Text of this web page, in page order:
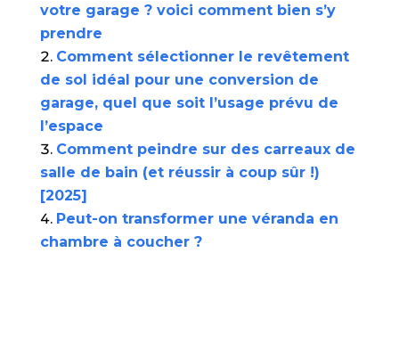
votre garage ? voici comment bien s’y
prendre
Comment sélectionner le revêtement
de sol idéal pour une conversion de
garage, quel que soit l’usage prévu de
l’espace
Comment peindre sur des carreaux de
salle de bain (et réussir à coup sûr !)
[2025]
Peut-on transformer une véranda en
chambre à coucher ?